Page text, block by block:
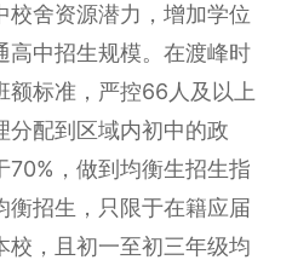
校舍资源潜力，增加学位
高中招生规模。在渡峰时
额标准，严控66人及以上
分配到区域内初中的政
70%，做到均衡生招生指
衡招生，只限于在籍应届
校，且初一至初三年级均